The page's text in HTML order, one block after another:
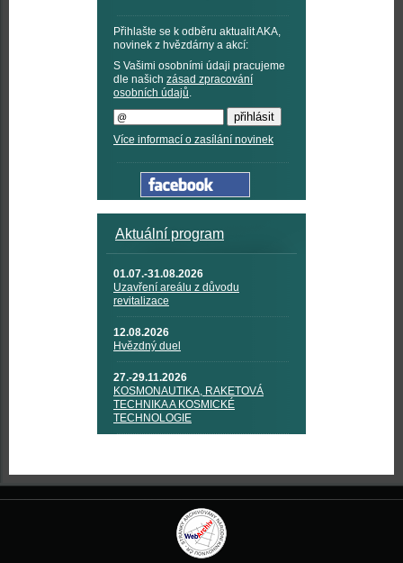
Přihlašte se k odběru aktualit AKA,
novinek z hvězdárny a akcí:
S Vašimi osobními údaji pracujeme
dle našich zásad zpracování
osobních údajů.
Více informací o zasílání novinek
Aktuální program
01.07.-31.08.2026
Uzavření areálu z důvodu
revitalizace
12.08.2026
Hvězdný duel
27.-29.11.2026
KOSMONAUTIKA, RAKETOVÁ
TECHNIKA A KOSMICKÉ
TECHNOLOGIE